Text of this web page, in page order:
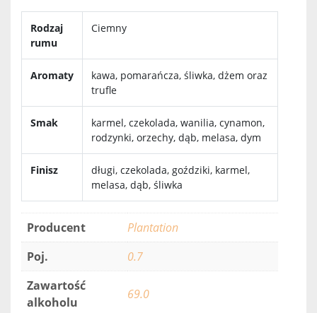
Rodzaj
rumu
Ciemny
Aromaty
kawa, pomarańcza, śliwka, dżem oraz
trufle
Smak
karmel, czekolada, wanilia, cynamon,
rodzynki, orzechy, dąb, melasa, dym
Finisz
długi, czekolada, goździki, karmel,
melasa, dąb, śliwka
Producent
Plantation
Poj.
0.7
Zawartość
alkoholu
69.0